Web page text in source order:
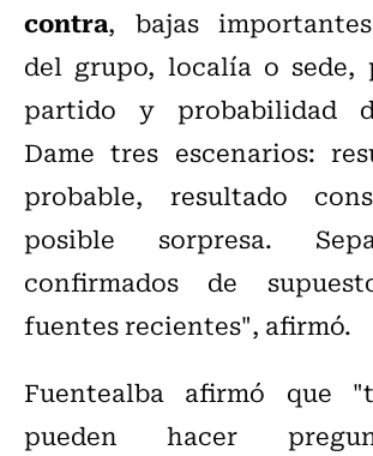
contra, bajas
del grupo, localía o sede,
partido y probabilidad
Dame tres escenarios:
probable, resultado
posible sorpresa.
confirmados de
fuentes recientes", afirmó.
Fuentealba afirmó que
pueden hacer